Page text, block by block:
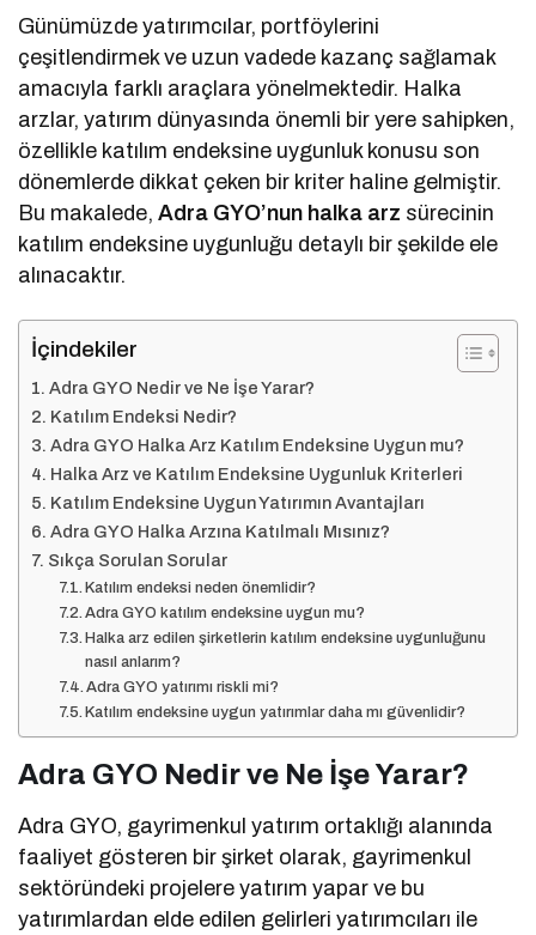
Günümüzde yatırımcılar, portföylerini
çeşitlendirmek ve uzun vadede kazanç sağlamak
amacıyla farklı araçlara yönelmektedir. Halka
arzlar, yatırım dünyasında önemli bir yere sahipken,
özellikle katılım endeksine uygunluk konusu son
dönemlerde dikkat çeken bir kriter haline gelmiştir.
Bu makalede,Adra GYO’nun halka arz sürecinin
katılım endeksine uygunluğu detaylı bir şekilde ele
alınacaktır.
İçindekiler
Adra GYO Nedir ve Ne İşe Yarar?
Katılım Endeksi Nedir?
Adra GYO Halka Arz Katılım Endeksine Uygun mu?
Halka Arz ve Katılım Endeksine Uygunluk Kriterleri
Katılım Endeksine Uygun Yatırımın Avantajları
Adra GYO Halka Arzına Katılmalı Mısınız?
Sıkça Sorulan Sorular
Katılım endeksi neden önemlidir?
Adra GYO katılım endeksine uygun mu?
Halka arz edilen şirketlerin katılım endeksine uygunluğunu
nasıl anlarım?
Adra GYO yatırımı riskli mi?
Katılım endeksine uygun yatırımlar daha mı güvenlidir?
Adra GYO Nedir ve Ne İşe Yarar?
Adra GYO, gayrimenkul yatırım ortaklığı alanında
faaliyet gösteren bir şirket olarak, gayrimenkul
sektöründeki projelere yatırım yapar ve bu
yatırımlardan elde edilen gelirleri yatırımcıları ile